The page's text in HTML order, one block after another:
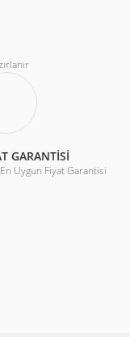
GARANTİSİ
Uygun Fiyat Garantisi